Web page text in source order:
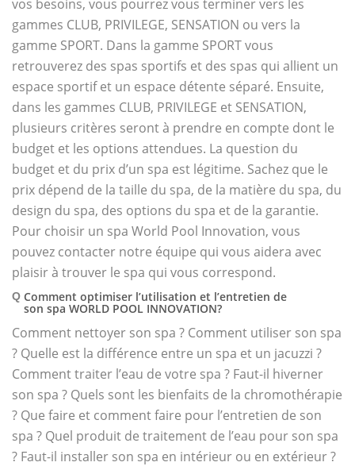
vos besoins, vous pourrez vous terminer vers les
gammes CLUB, PRIVILEGE, SENSATION ou vers la
gamme SPORT. Dans la gamme SPORT vous
retrouverez des spas sportifs et des spas qui allient un
espace sportif et un espace détente séparé. Ensuite,
dans les gammes CLUB, PRIVILEGE et SENSATION,
plusieurs critères seront à prendre en compte dont le
budget et les options attendues. La question du
budget et du prix d’un spa est légitime. Sachez que le
prix dépend de la taille du spa, de la matière du spa, du
design du spa, des options du spa et de la garantie.
Pour choisir un spa World Pool Innovation, vous
pouvez contacter notre équipe qui vous aidera avec
plaisir à trouver le spa qui vous correspond.
Q Comment optimiser l’utilisation et l’entretien de
son spa WORLD POOL INNOVATION?
Comment nettoyer son spa ? Comment utiliser son spa
? Quelle est la différence entre un spa et un jacuzzi ?
Comment traiter l’eau de votre spa ? Faut-il hiverner
son spa ? Quels sont les bienfaits de la chromothérapie
? Que faire et comment faire pour l’entretien de son
spa ? Quel produit de traitement de l’eau pour son spa
? Faut-il installer son spa en intérieur ou en extérieur ?